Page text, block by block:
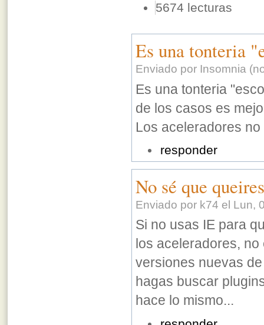
5674 lecturas
Es una tonteria
Enviado por Insomnia
Es una tonteria
de los casos es
Los aceleradores
responder
No sé que
Enviado por k74 el Lun,
Si no usas IE para
los aceleradores,
versiones nuevas
hagas buscar
hace lo mismo...